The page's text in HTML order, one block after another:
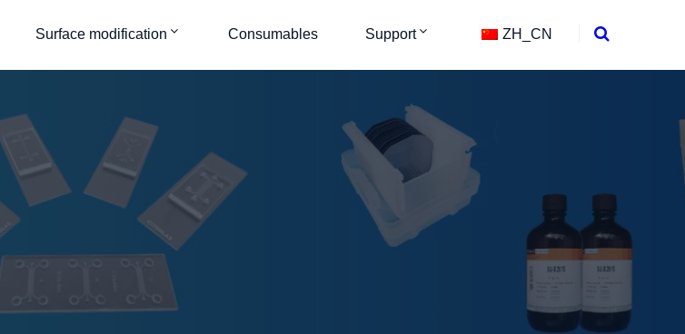
Surface modification Consumables Support ZH_CN